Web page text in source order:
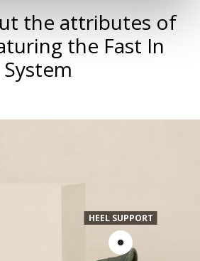
the attributes of
the Fast In
System
HEEL SUPPORT